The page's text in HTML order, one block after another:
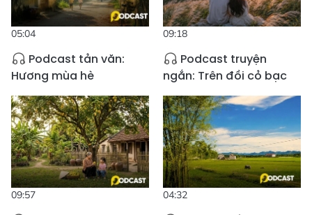
05:04
Podcast tản văn:
Hương mùa hè
09:18
Podcast truyện
ngắn: Trên đồi cỏ bạc
09:57 04:32